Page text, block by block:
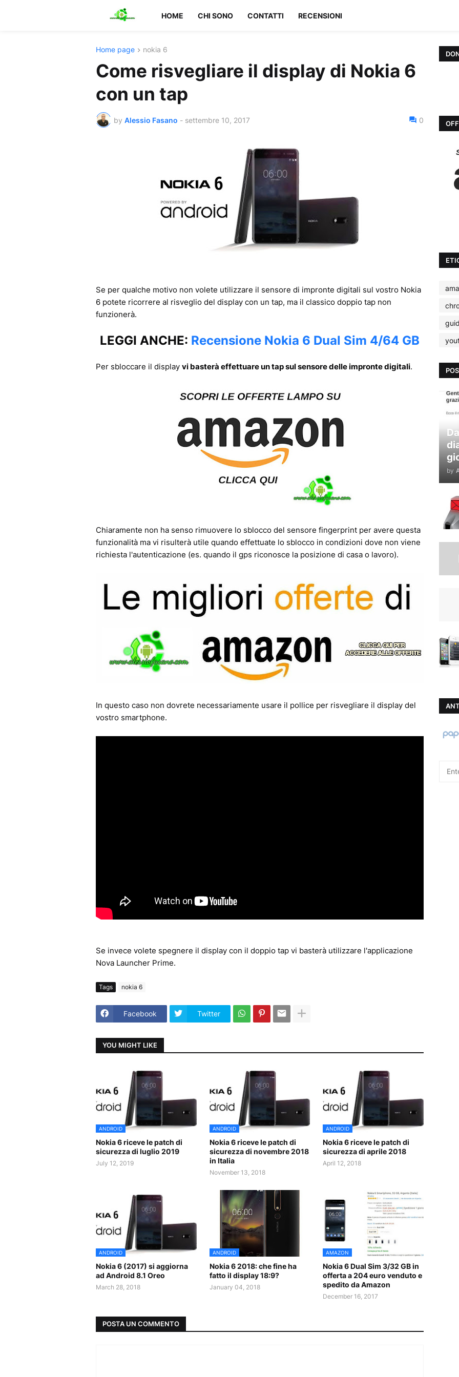
HOME CHI SONO CONTATTI RECENSIONI
Home page nokia 6
Come risvegliare il display di Nokia 6
con un tap
by Alessio Fasano - settembre 10, 2017 0
Se per qualche motivo non volete utilizzare il sensore di impronte digitali sul vostro Nokia
6 potete ricorrere al risveglio del display con un tap, ma il classico doppio tap non
funzionerà.
LEGGI ANCHE: Recensione Nokia 6 Dual Sim 4/64 GB
Per sbloccare il display vi basterà effettuare un tap sul sensore delle impronte digitali.
Chiaramente non ha senso rimuovere lo sblocco del sensore fingerprint per avere questa
funzionalità ma vi risulterà utile quando effettuate lo sblocco in condizioni dove non viene
richiesta l'autenticazione (es. quando il gps riconosce la posizione di casa o lavoro).
In questo caso non dovrete necessariamente usare il pollice per risvegliare il display del
vostro smartphone.
Se invece volete spegnere il display con il doppio tap vi basterà utilizzare l'applicazione
Nova Launcher Prime.
Tags nokia 6
Facebook Twitter
YOU MIGHT LIKE
ANDROID
Nokia 6 riceve le patch di
sicurezza di luglio 2019
July 12, 2019
ANDROID
Nokia 6 riceve le patch di
sicurezza di novembre 2018
in Italia
November 13, 2018
ANDROID
Nokia 6 riceve le patch di
sicurezza di aprile 2018
April 12, 2018
ANDROID
Nokia 6 (2017) si aggiorna
ad Android 8.1 Oreo
March 28, 2018
ANDROID
Nokia 6 2018: che fine ha
fatto il display 18:9?
January 04, 2018
AMAZON
Nokia 6 Dual Sim 3/32 GB in
offerta a 204 euro venduto e
spedito da Amazon
December 16, 2017
POSTA UN COMMENTO
by